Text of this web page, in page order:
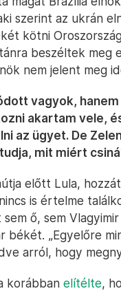
szerint az ukrán
kötni
beszéltek meg
nem jelent meg
vagyok,
akartam vele,
az ügyet. De
mit miért
előtt Lula,
is értelme
ő, sem
békét. „Egyelőre
arról, hogy
korábban elítélte,